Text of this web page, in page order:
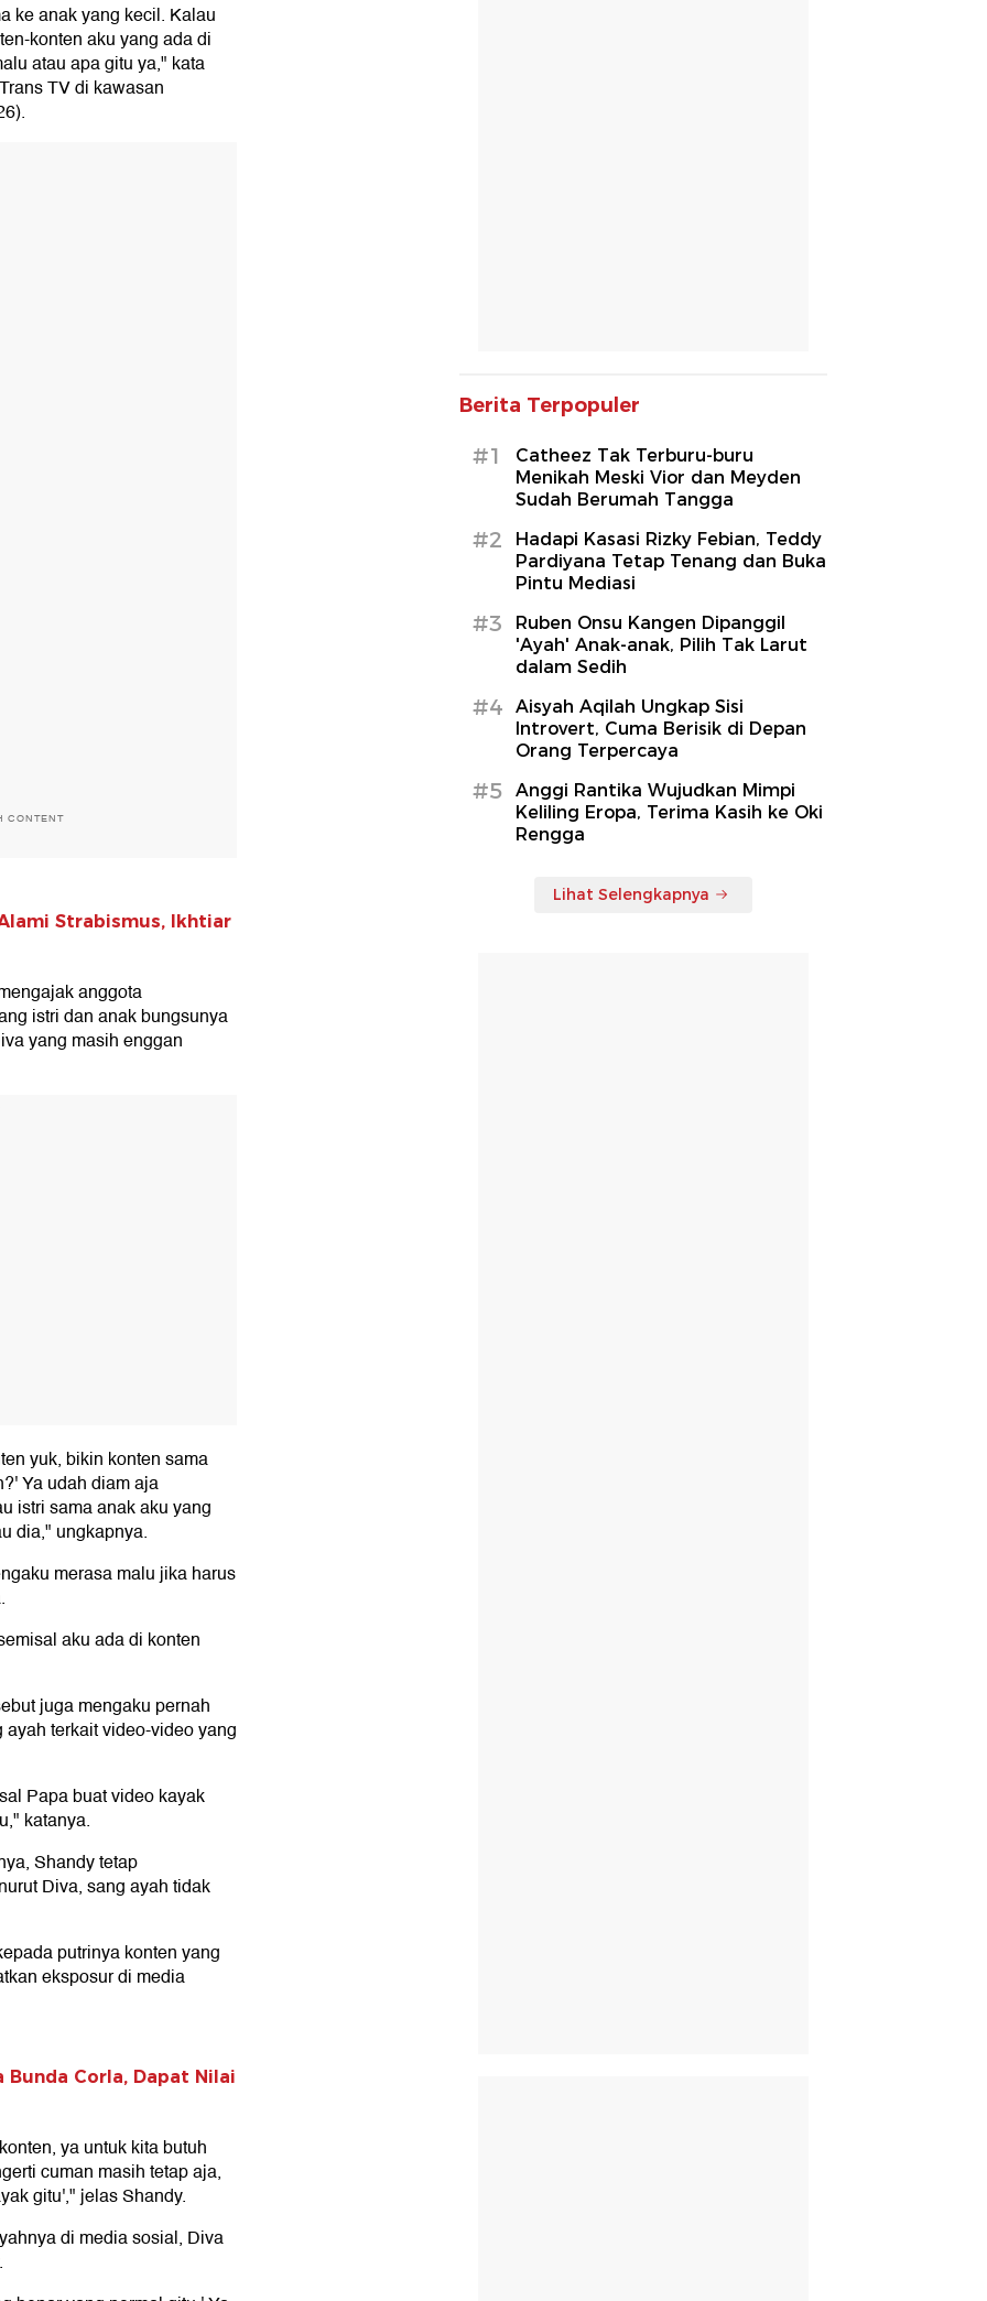
ke anak yang kecil. Kalau
konten aku yang ada di
atau apa gitu ya," kata
TV di kawasan
CONTENT
Strabismus, Ikhtiar
anggota
istri dan anak bungsunya
yang masih enggan
yuk, bikin konten sama
Ya udah diam aja
istri sama anak aku yang
dia," ungkapnya.
merasa malu jika harus
aku ada di konten
juga mengaku pernah
terkait video-video yang
Papa buat video kayak
katanya.
Shandy tetap
Diva, sang ayah tidak
putrinya konten yang
eksposur di media
Corla, Dapat Nilai
ya untuk kita butuh
cuman masih tetap aja,
gitu'," jelas Shandy.
di media sosial, Diva
Berita Terpopuler
#1
Catheez Tak Terburu-buru
Menikah Meski Vior dan Meyden
Sudah Berumah Tangga
#2
Hadapi Kasasi Rizky Febian, Teddy
Pardiyana Tetap Tenang dan Buka
Pintu Mediasi
#3
Ruben Onsu Kangen Dipanggil
'Ayah' Anak-anak, Pilih Tak Larut
dalam Sedih
#4
Aisyah Aqilah Ungkap Sisi
Introvert, Cuma Berisik di Depan
Orang Terpercaya
#5
Anggi Rantika Wujudkan Mimpi
Keliling Eropa, Terima Kasih ke Oki
Rengga
Lihat Selengkapnya